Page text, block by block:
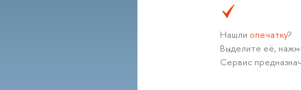
Нашли опечатку?
Выделите её,
Сервис